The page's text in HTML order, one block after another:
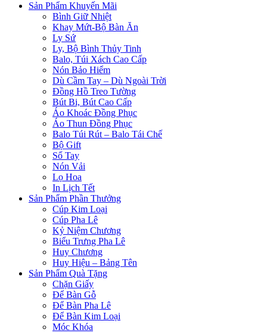
Sản Phẩm Khuyến Mãi
Bình Giữ Nhiệt
Khay Mứt-Bộ Bàn Ăn
Ly Sứ
Ly, Bộ Bình Thủy Tinh
Balo, Túi Xách Cao Cấp
Nón Bảo Hiểm
Dù Cầm Tay – Dù Ngoài Trời
Đồng Hồ Treo Tường
Bút Bi, Bút Cao Cấp
Áo Khoác Đồng Phục
Áo Thun Đồng Phục
Balo Túi Rút – Balo Tái Chế
Bộ Gift
Sổ Tay
Nón Vải
Lọ Hoa
In Lịch Tết
Sản Phẩm Phần Thưởng
Cúp Kim Loại
Cúp Pha Lê
Kỷ Niệm Chương
Biểu Trưng Pha Lê
Huy Chương
Huy Hiệu – Bảng Tên
Sản Phẩm Quà Tặng
Chặn Giấy
Để Bàn Gỗ
Để Bàn Pha Lê
Để Bàn Kim Loại
Móc Khóa